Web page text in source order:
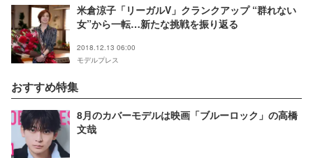
米倉涼子「リーガルV」クランクアップ “群れない
女”から一転…新たな挑戦を振り返る
2018.12.13 06:00
モデルプレス
おすすめ特集
8月のカバーモデルは映画「ブルーロック」の高橋
文哉